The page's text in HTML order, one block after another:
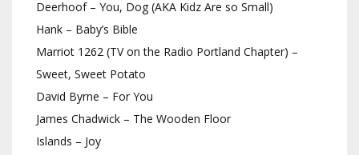
Deerhoof – You, Dog (AKA Kidz Are so Small)
Hank – Baby’s Bible
Marriot 1262 (TV on the Radio Portland Chapter) –
Sweet, Sweet Potato
David Byrne – For You
James Chadwick – The Wooden Floor
Islands – Joy